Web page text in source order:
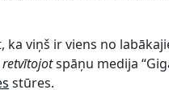
ka viņš ir viens no
retvītojotspāņu medija
stūres.